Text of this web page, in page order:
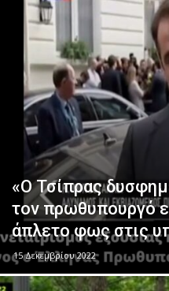
«Ο Τσίπρας
τον πρωθυπουργό
άπλετο φως στις
15 Δεκεμβρίου 2022